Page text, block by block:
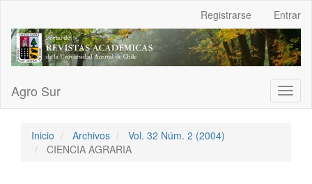
Contenido
principal
Barra
Registrarse Entrar
Agro Sur
Inicio Archivos
Vol. 32 Núm. 2 (2004)
CIENCIA AGRARIA